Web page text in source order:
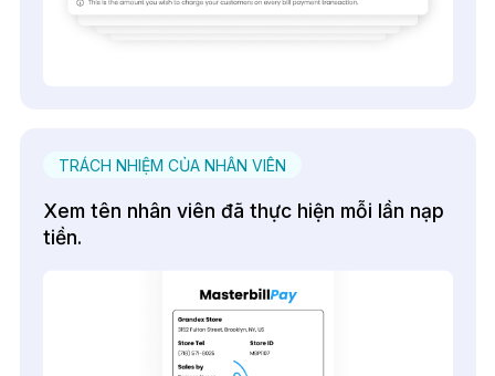
TRÁCH NHIỆM CỦA NHÂN VIÊN
Xem tên nhân viên đã thực hiện mỗi lần nạp
tiền.